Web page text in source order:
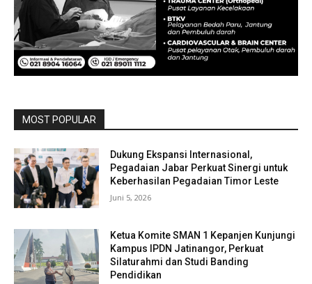
MOST POPULAR
Dukung Ekspansi Internasional,
Pegadaian Jabar Perkuat Sinergi untuk
Keberhasilan Pegadaian Timor Leste
Juni 5, 2026
Ketua Komite SMAN 1 Kepanjen Kunjungi
Kampus IPDN Jatinangor, Perkuat
Silaturahmi dan Studi Banding
Pendidikan